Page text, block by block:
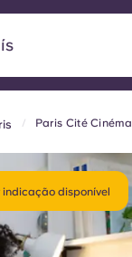
(US)
Paris Cité Cinéma
indicação disponível